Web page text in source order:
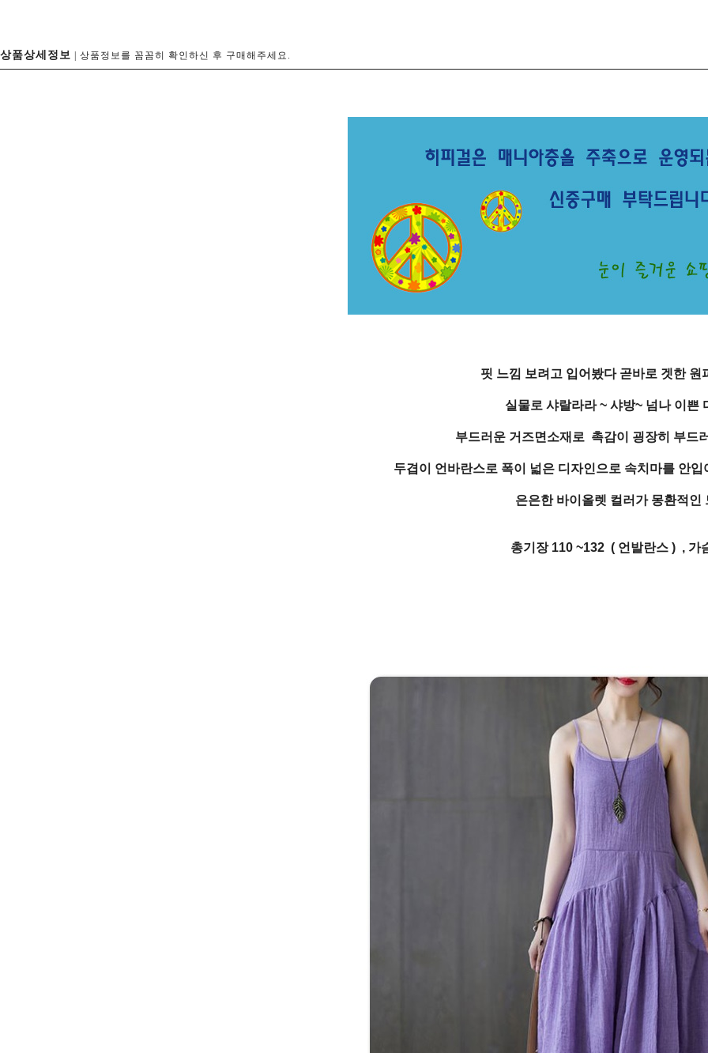
상품상세정보 | 상품정보를 꼼꼼히 확인하신 후 구매해주세요.
핏 느낌 보려고 입어봤다 곧바로 겟한 원
실물로 샤랄라라 ~ 샤방~ 넘나 이쁜
부드러운 거즈면소재로 촉감이 굉장히 부드
두겹이 언바란스로 폭이 넓은 디자인으로 속치마를 안
은은한 바이올렛 컬러가 몽환적인
총기장 110 ~132 ( 언발란스 ) , 가